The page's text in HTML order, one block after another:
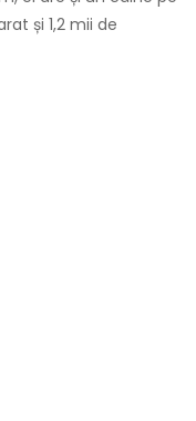
și 1,2 mii de